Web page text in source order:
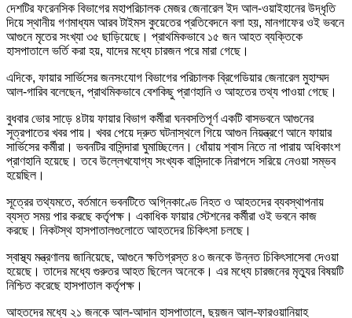
দেশটির ফরেনসিক বিভাগের মহাপরিচালক মেজর জেনারেল ইদ আল-ওয়াইহানের উদ্ধৃতি
দিয়ে স্থানীয় গণমাধ্যম আরব টাইমস কুয়েতের প্রতিবেদনে বলা হয়, মানগাফের ওই ভবনে
আগুনে মৃতের সংখ্যা ৩৫ ছাড়িয়েছে। প্রাথমিকভাবে ১৫ জন আহত ব্যক্তিকে
হাসপাতালে ভর্তি করা হয়, যাদের মধ্যে চারজন পরে মারা গেছে।
এদিকে, ফায়ার সার্ভিসের জনসংযোগ বিভাগের পরিচালক ব্রিগেডিয়ার জেনারেল মুহাম্মদ
আল-গারিব বলেছেন, প্রাথমিকভাবে বেশকিছু প্রাণহানি ও আহতের তথ্য পাওয়া গেছে।
বুধবার ভোর সাড়ে ৪টায় ফায়ার বিভাগ কর্মীরা ঘনবসতিপূর্ণ একটি বাসভবনে আগুনের
সূত্রপাতের খবর পায়। খবর পেয়ে দ্রুত ঘটনাস্থলে গিয়ে আগুন নিয়ন্ত্রণে আনে ফায়ার
সার্ভিসের কর্মীরা। ভবনটির বাসিন্দারা ঘুমাচ্ছিলেন। ধোঁয়ায় শ্বাস নিতে না পারায় অধিকাংশ
প্রাণহানি হয়েছে। তবে উল্লেখযোগ্য সংখ্যক বাসিন্দাকে নিরাপদে সরিয়ে নেওয়া সম্ভব
হয়েছিল।
সূত্রের তথ্যমতে, বর্তমানে ভবনটিতে অগ্নিকাণ্ডে নিহত ও আহতদের ব্যবস্থাপনায়
ব্যস্ত সময় পার করছে কর্তৃপক্ষ। একাধিক ফায়ার স্টেশনের কর্মীরা ওই ভবনে কাজ
করছে। নিকটস্থ হাসপাতালগুলোতে আহতদের চিকিৎসা চলছে।
স্বাস্থ্য মন্ত্রণালয় জানিয়েছে, আগুনে ক্ষতিগ্রস্ত ৪৩ জনকে উন্নত চিকিৎসাসেবা দেওয়া
হয়েছে। তাদের মধ্যে গুরুতর আহত ছিলেন অনেকে। এর মধ্যে চারজনের মৃত্যুর বিষয়টি
নিশ্চিত করেছে হাসপাতাল কর্তৃপক্ষ।
আহতদের মধ্যে ২১ জনকে আল-আদান হাসপাতালে, ছয়জন আল-ফারওয়ানিয়াহ